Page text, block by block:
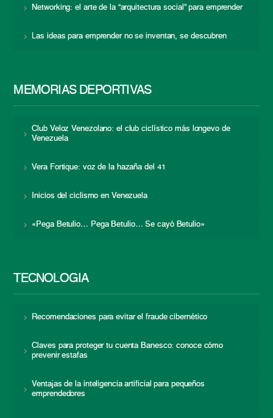
Networking: el arte de la “arquitectura social” para emprender
Las ideas para emprender no se inventan, se descubren
MEMORIAS DEPORTIVAS
Club Veloz Venezolano: el club ciclístico más longevo de
Venezuela
Vera Fortique: voz de la hazaña del 41
Inicios del ciclismo en Venezuela
«Pega Betulio… Pega Betulio… Se cayó Betulio»
TECNOLOGÍA
Recomendaciones para evitar el fraude cibernético
Claves para proteger tu cuenta Banesco: conoce cómo
prevenir estafas
Ventajas de la inteligencia artificial para pequeños
emprendedores